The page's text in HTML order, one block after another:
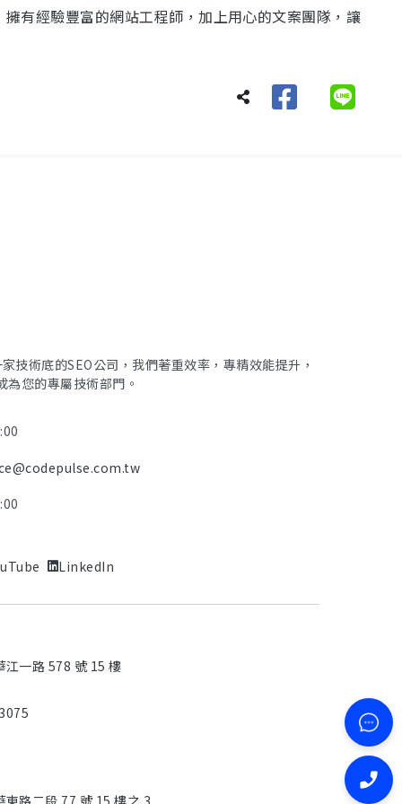
有經驗豐富的網站工程師，加上用心的文案團隊，讓
技術底的SEO公司，我們著重效率，專精效能提升，
為您的專屬技術部門。
LinkedIn
江一路 578 號 15 樓
東路二段 77 號 15 樓之 3